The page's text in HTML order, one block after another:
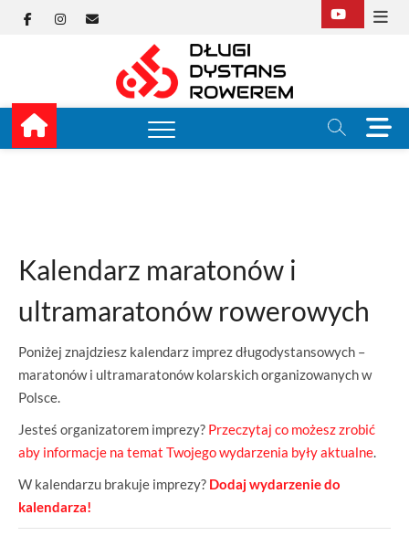
Facebook
Instagram
E-
Długi
M
e
Kalendarz maratonów i
ultramaratonów rowerowych
Poniżej znajdziesz kalendarz imprez długodystansowych –
maratonów i ultramaratonów kolarskich organizowanych w
Polsce.
Jesteś organizatorem imprezy? Przeczytaj co możesz zrobić
aby informacje na temat Twojego wydarzenia były aktualne.
W kalendarzu brakuje imprezy? Dodaj wydarzenie do
kalendarza!